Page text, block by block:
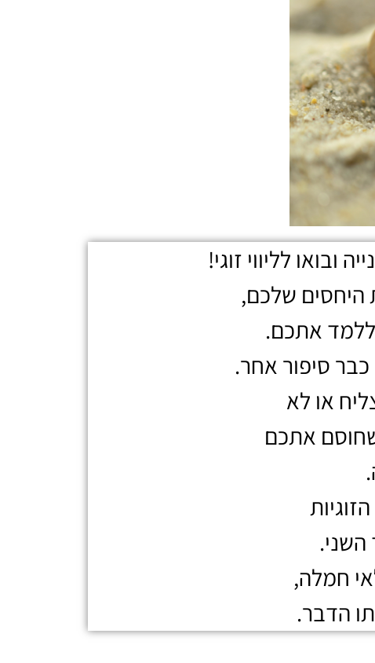
לליווי זוגי!
היחסים שלכם,
ללמד אתכם.
סיפור אחר.
או לא
אתכם
חמלה,
הדבר.